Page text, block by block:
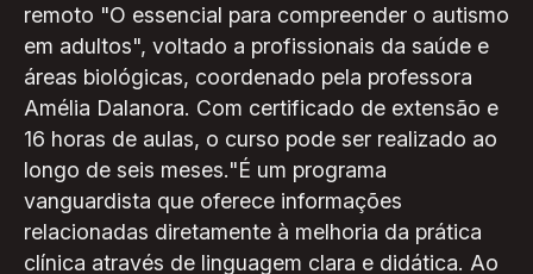
remoto "O essencial para compreender o autismo
em adultos", voltado a profissionais da saúde e
áreas biológicas, coordenado pela professora
Amélia Dalanora. Com certificado de extensão e
16 horas de aulas, o curso pode ser realizado ao
longo de seis meses."É um programa
vanguardista que oferece informações
relacionadas diretamente à melhoria da prática
clínica através de linguagem clara e didática. Ao